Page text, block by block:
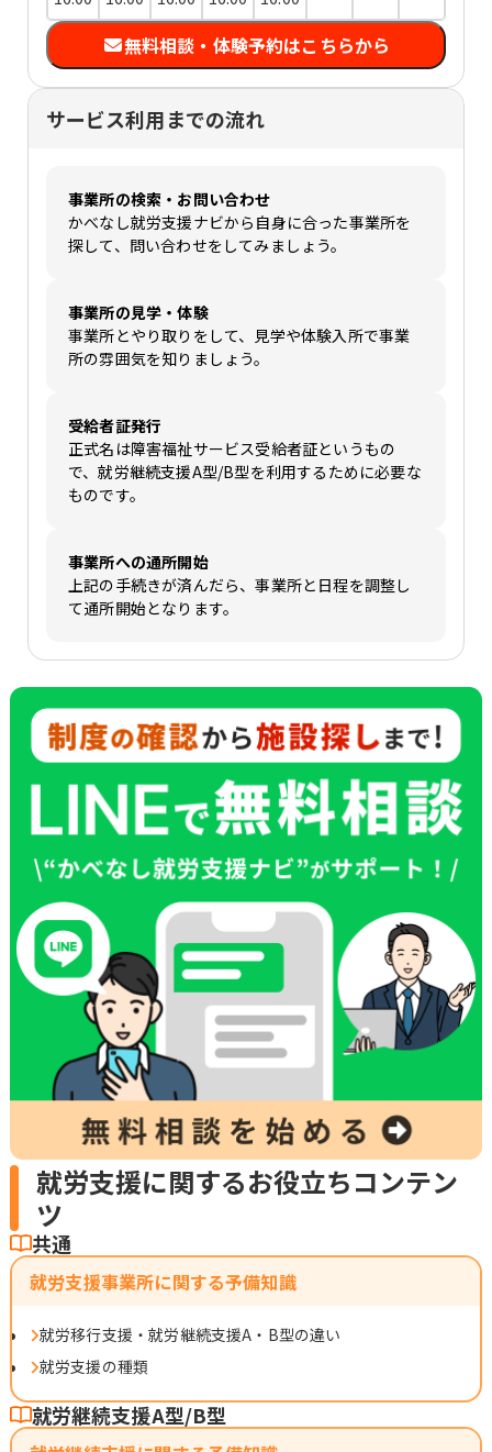
無料相談・体験予約はこちらから
サービス利用までの流れ
事業所の検索・お問い合わせ
かべなし就労支援ナビから自身に合った事業所を
探して、問い合わせをしてみましょう。
事業所の見学・体験
事業所とやり取りをして、見学や体験入所で事業
所の雰囲気を知りましょう。
受給者証発行
正式名は障害福祉サービス受給者証というもの
で、就労継続支援A型/B型を利用するために必要な
ものです。
事業所への通所開始
上記の手続きが済んだら、事業所と日程を調整し
て通所開始となります。
就労支援に関するお役立ちコンテン
ツ
共通
就労支援事業所に関する予備知識
就労移行支援・就労継続支援A・B型の違い
就労支援の種類
就労継続支援A型/B型